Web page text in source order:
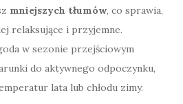
mniejszych tłumów, co sprawia,
relaksujące i przyjemne.
w sezonie przejściowym
do aktywnego odpoczynku,
lata lub chłodu zimy.